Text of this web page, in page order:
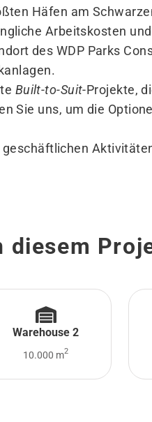
Häfen am
Arbeitskosten
des WDP Parks
Built-to-Suit-Projekte,
Sie uns, um die
diesem
Warehouse 2
10.000 m2